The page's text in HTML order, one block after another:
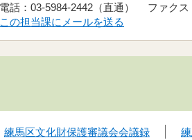
電話：03-5984-2442
この担当課にメールを送る
練馬区文化財保護審議会会議録